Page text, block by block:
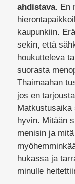
ahdistava. En
kaupunkiin.
sekin, että
houkutteleva
suorasta
Thaimaahan
jos en
hyvin. Mitään
menisin ja
hukassa ja
minulle